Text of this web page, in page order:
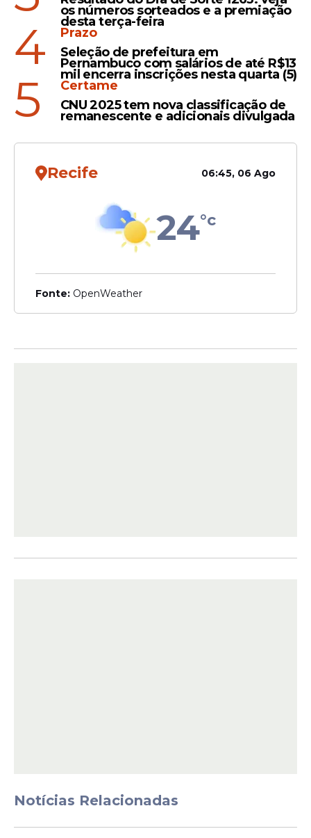
os números sorteados e a premiação
desta terça-feira
4
Prazo
Seleção de prefeitura em
Pernambuco com salários de até R$13
mil encerra inscrições nesta quarta (5)
5
Certame
CNU 2025 tem nova classificação de
remanescente e adicionais divulgada
Recife 06:45, 06 Ago
24°c
Fonte: OpenWeather
Notícias Relacionadas